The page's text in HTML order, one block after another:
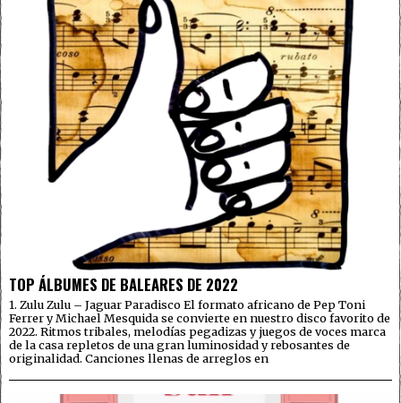
TOP ÁLBUMES DE BALEARES DE 2022
1. Zulu Zulu – Jaguar Paradisco El formato africano de Pep Toni
Ferrer y Michael Mesquida se convierte en nuestro disco favorito de
2022. Ritmos tribales, melodías pegadizas y juegos de voces marca
de la casa repletos de una gran luminosidad y rebosantes de
originalidad. Canciones llenas de arreglos en